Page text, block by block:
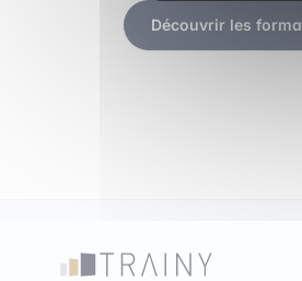
Découvrir les